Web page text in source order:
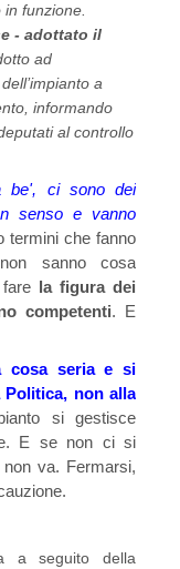
funzione.
- adottato il
ad
a
informando
al controllo
be', ci sono dei
senso e vanno
termini che fanno
sanno cosa
la figura dei
competenti. E
cosa seria e si
Politica, non alla
si gestisce
E se non ci si
va. Fermarsi,
a seguito della